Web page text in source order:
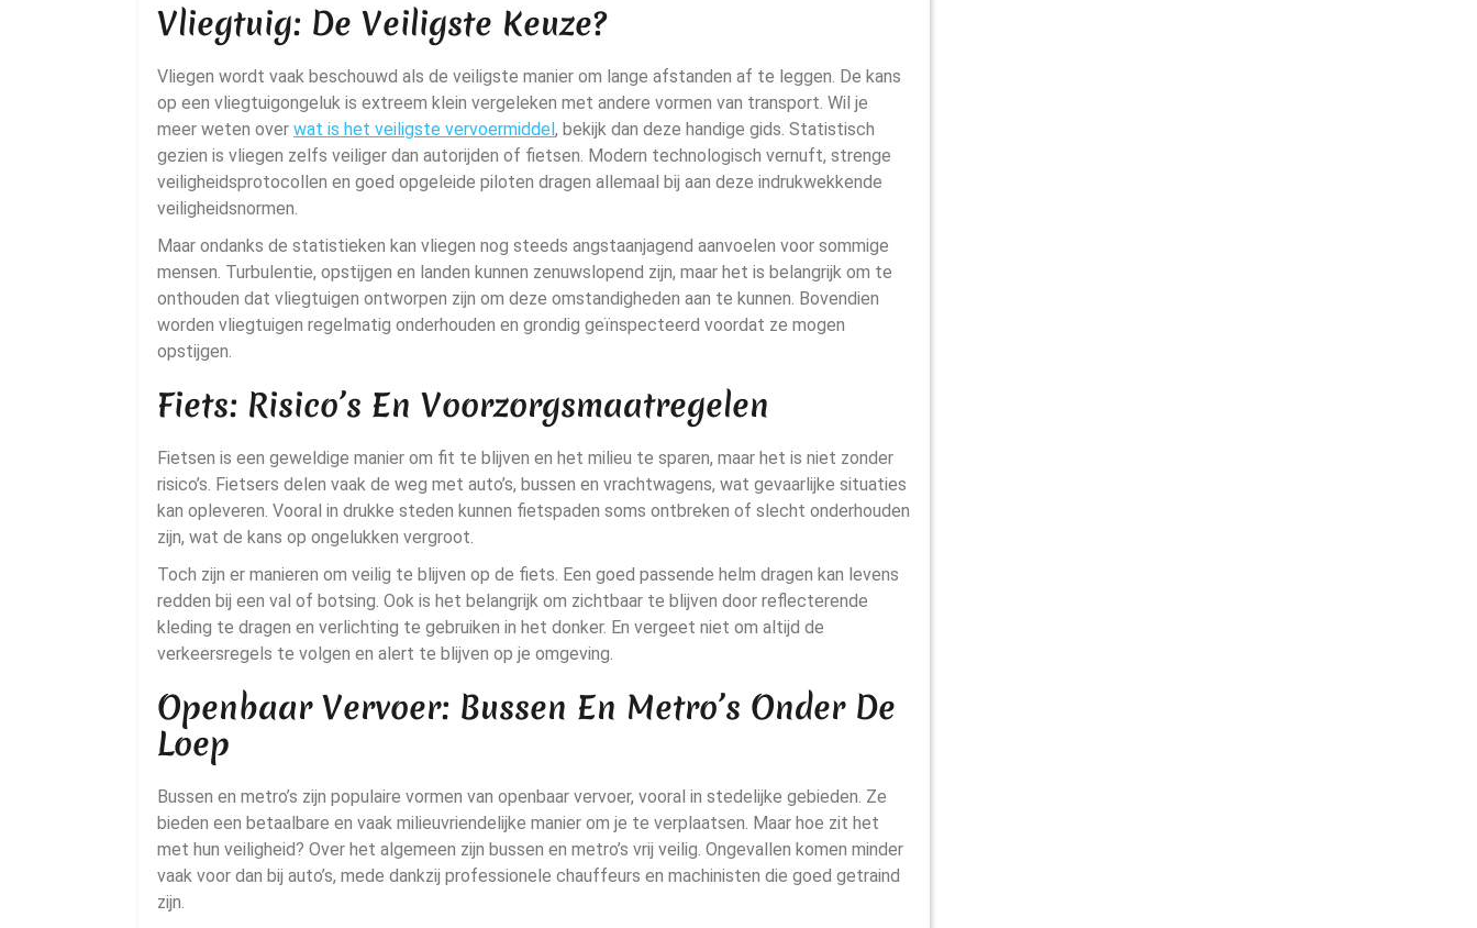
Vliegtuig: De Veiligste Keuze?
Vliegen wordt vaak beschouwd als de veiligste manier om lange afstanden af te leggen. De kans
op een vliegtuigongeluk is extreem klein vergeleken met andere vormen van transport. Wil je
meer weten over wat is het veiligste vervoermiddel, bekijk dan deze handige gids. Statistisch
gezien is vliegen zelfs veiliger dan autorijden of fietsen. Modern technologisch vernuft, strenge
veiligheidsprotocollen en goed opgeleide piloten dragen allemaal bij aan deze indrukwekkende
veiligheidsnormen.
Maar ondanks de statistieken kan vliegen nog steeds angstaanjagend aanvoelen voor sommige
mensen. Turbulentie, opstijgen en landen kunnen zenuwslopend zijn, maar het is belangrijk om te
onthouden dat vliegtuigen ontworpen zijn om deze omstandigheden aan te kunnen. Bovendien
worden vliegtuigen regelmatig onderhouden en grondig geïnspecteerd voordat ze mogen
opstijgen.
Fiets: Risico’s En Voorzorgsmaatregelen
Fietsen is een geweldige manier om fit te blijven en het milieu te sparen, maar het is niet zonder
risico’s. Fietsers delen vaak de weg met auto’s, bussen en vrachtwagens, wat gevaarlijke situaties
kan opleveren. Vooral in drukke steden kunnen fietspaden soms ontbreken of slecht onderhouden
zijn, wat de kans op ongelukken vergroot.
Toch zijn er manieren om veilig te blijven op de fiets. Een goed passende helm dragen kan levens
redden bij een val of botsing. Ook is het belangrijk om zichtbaar te blijven door reflecterende
kleding te dragen en verlichting te gebruiken in het donker. En vergeet niet om altijd de
verkeersregels te volgen en alert te blijven op je omgeving.
Openbaar Vervoer: Bussen En Metro’s Onder De
Loep
Bussen en metro’s zijn populaire vormen van openbaar vervoer, vooral in stedelijke gebieden. Ze
bieden een betaalbare en vaak milieuvriendelijke manier om je te verplaatsen. Maar hoe zit het
met hun veiligheid? Over het algemeen zijn bussen en metro’s vrij veilig. Ongevallen komen minder
vaak voor dan bij auto’s, mede dankzij professionele chauffeurs en machinisten die goed getraind
zijn.